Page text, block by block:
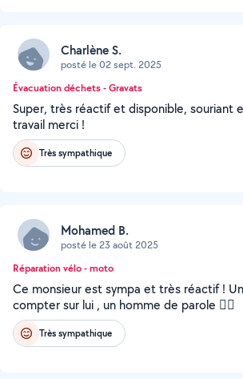
Charlène S.
posté le 02 sept. 2025
Évacuation déchets - Gravats
Super, très réactif et disponible, souriant
travail merci !
Très sympathique
Mohamed B.
posté le 23 août 2025
Réparation vélo - moto
Ce monsieur est sympa et très réactif !
compter sur lui , un homme de parole 👍🏻
Très sympathique